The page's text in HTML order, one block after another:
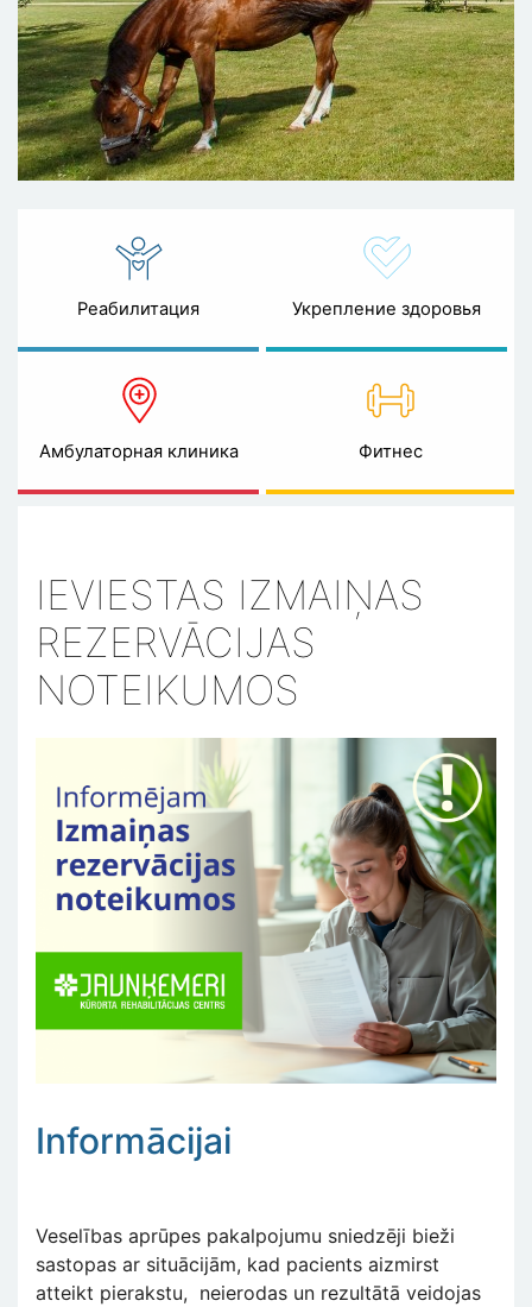
Реабилитация Укрепление здоровья
Амбулаторная клиника Фитнес
IEVIESTAS IZMAIŅAS
REZERVĀCIJAS
NOTEIKUMOS
Informācijai
Veselības aprūpes pakalpojumu sniedzēji bieži
sastopas ar situācijām, kad pacients aizmirst
atteikt pierakstu, neierodas un rezultātā veidojas